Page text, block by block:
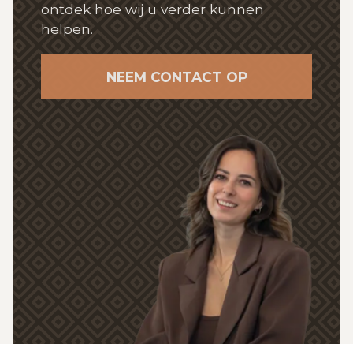
ontdek hoe wij u verder kunnen
helpen.
NEEM CONTACT OP